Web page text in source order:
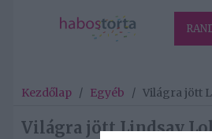
Kezdőlap / Egyéb / Világra jött
Világra jött Lindsay